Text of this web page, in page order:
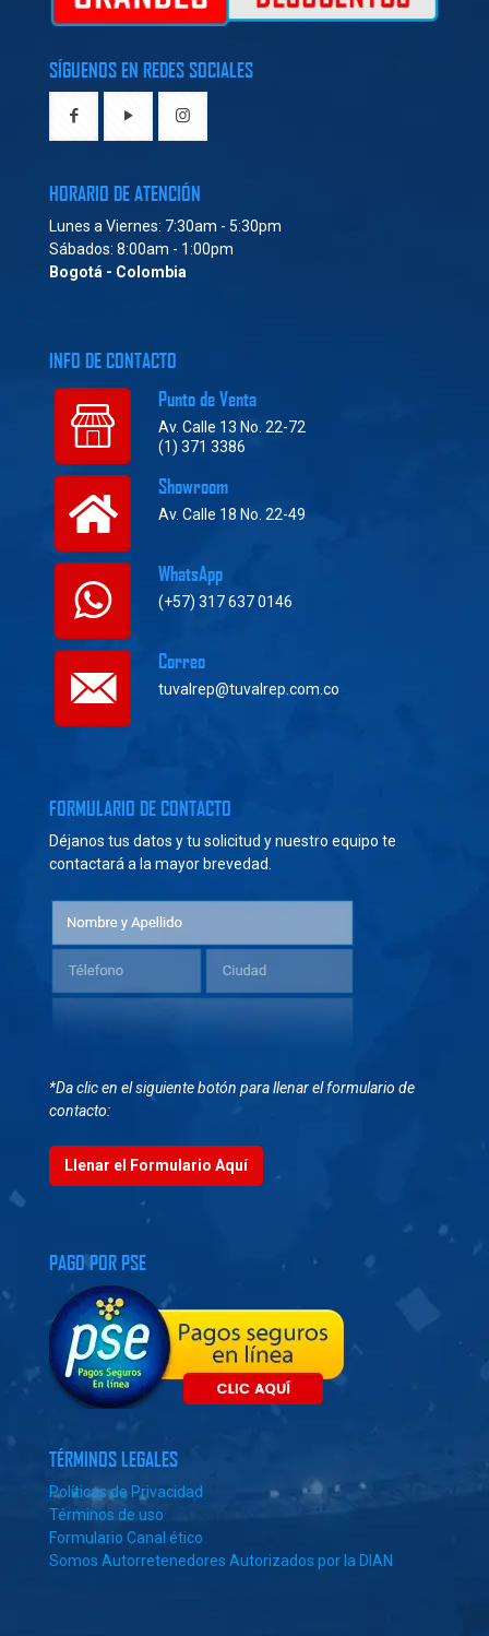
SÍGUENOS EN REDES SOCIALES
HORARIO DE ATENCIÓN
Lunes a Viernes: 7:30am - 5:30pm
Sábados: 8:00am - 1:00pm
Bogotá - Colombia
INFO DE CONTACTO
Punto de Venta
Av. Calle 13 No. 22-72
(1) 371 3386
Showroom
Av. Calle 18 No. 22-49
WhatsApp
(+57) 317 637 0146
Correo
tuvalrep@tuvalrep.com.co
FORMULARIO DE CONTACTO
Déjanos tus datos y tu solicitud y nuestro equipo te
contactará a la mayor brevedad.
*Da clic en el siguiente botón para llenar el formulario de
contacto:
Llenar el Formulario Aquí
PAGO POR PSE
TÉRMINOS LEGALES
Políticas de Privacidad
Términos de uso
Formulario Canal ético
Somos Autorretenedores Autorizados por la DIAN